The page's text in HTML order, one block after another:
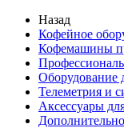
Назад
Кофейное
Кофемашины
Оборудование
Телеметрия и
Аксессуары